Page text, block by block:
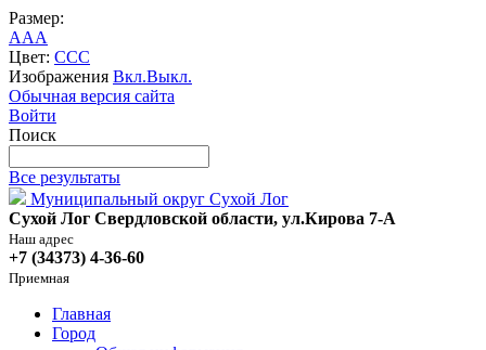
Размер:
AAA
Цвет: CCC
Изображения Вкл.Выкл.
Обычная версия сайта
Войти
Поиск
Все результаты
Муниципальный округ Сухой Лог
Сухой Лог Свердловской области, ул.Кирова 7-А
Наш адрес
+7 (34373) 4-36-60
Приемная
Главная
Город